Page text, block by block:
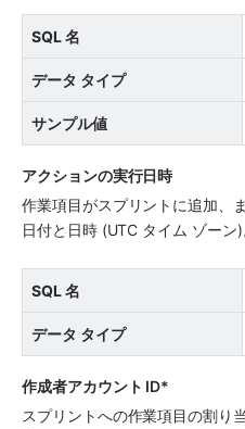
SQL 名
データ タイプ
サンプル値
アクションの実行日時
作業項目がスプリントに追加、
日付と日時 (UTC タイム ゾーン)
SQL 名
データ タイプ
作成者アカウント ID*
スプリントへの作業項目の割り